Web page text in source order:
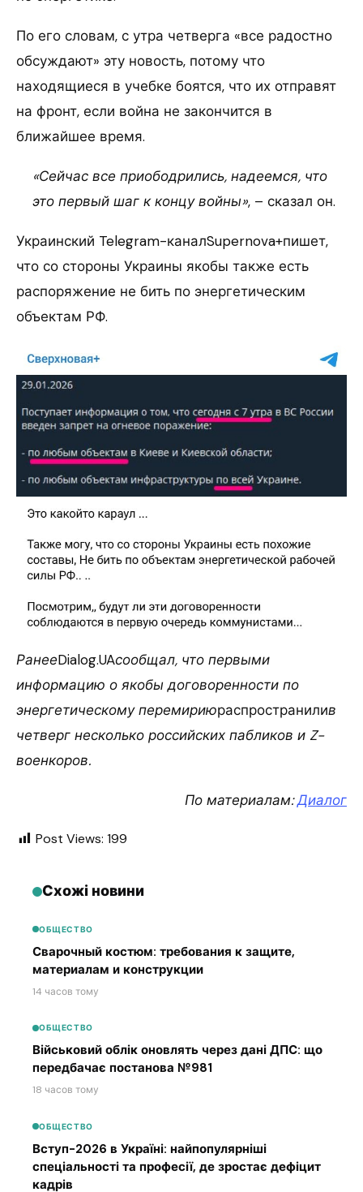
По его словам, с утра четверга «все радостно
обсуждают» эту новость, потому что
находящиеся в учебке боятся, что их отправят
на фронт, если война не закончится в
ближайшее время.
«Сейчас все приободрились, надеемся, что
это первый шаг к концу войны», – сказал он.
Украинский Telegram-каналSupernova+пишет,
что со стороны Украины якобы также есть
распоряжение не бить по энергетическим
объектам РФ.
РанееDialog.UAсообщал, что первыми
информацию о якобы договоренности по
энергетическому перемириюраспространилив
четверг несколько российских пабликов и Z-
военкоров.
По материалам:Диалог
Post Views: 199
Схожі новини
ОБЩЕСТВО
Сварочный костюм: требования к защите,
материалам и конструкции
14 часов тому
ОБЩЕСТВО
Військовий облік оновлять через дані ДПС: що
передбачає постанова №981
18 часов тому
ОБЩЕСТВО
Вступ-2026 в Україні: найпопулярніші
спеціальності та професії, де зростає дефіцит
кадрів